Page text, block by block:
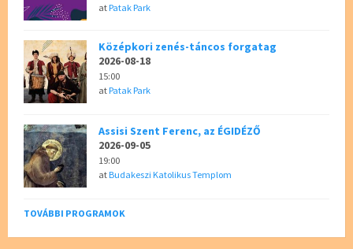
atPatak Park
Középkori zenés-táncos forgatag
2026-08-18
15:00
atPatak Park
Assisi Szent Ferenc, az ÉGIDÉZŐ
2026-09-05
19:00
atBudakeszi Katolikus Templom
TOVÁBBI PROGRAMOK